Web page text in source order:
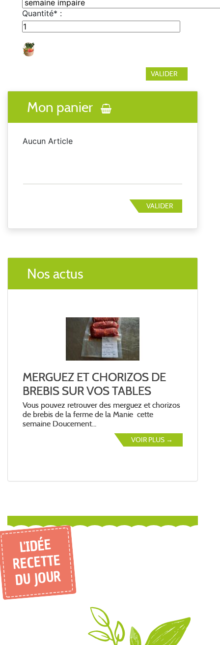
Quantité* :
Mon panier
Aucun Article
VALIDER
Nos actus
MERGUEZ ET CHORIZOS DE
BREBIS SUR VOS TABLES
Vous pouvez retrouver des merguez et chorizos
de brebis de la ferme de la Manie cette
semaine Doucement...
VOIR PLUS →
L'IDÉE
RECETTE
DU JOUR